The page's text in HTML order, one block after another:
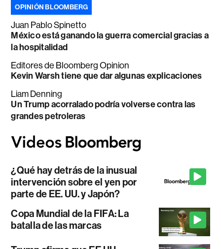
OPINIÓN BLOOMBERG
Juan Pablo Spinetto
México está ganando la guerra comercial gracias a
la hospitalidad
Editores de Bloomberg Opinion
Kevin Warsh tiene que dar algunas explicaciones
Liam Denning
Un Trump acorralado podría volverse contra las
grandes petroleras
¿Qué hay detrás de la inusual
intervención sobre el yen por
parte de EE. UU. y Japón?
Copa Mundial de la FIFA: La
batalla de las marcas